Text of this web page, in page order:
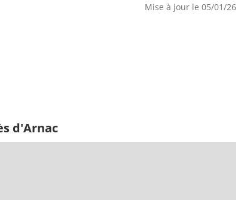
Mise à jour le 05/01/26
d'Arnac